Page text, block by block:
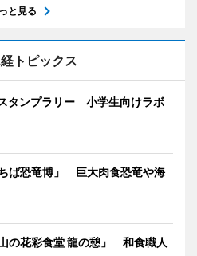
と見る
トピックス
タンプラリー 小学生向けラボ
ば恐竜博」 巨大肉食恐竜や海
の花彩食堂 龍の憩」 和食職人